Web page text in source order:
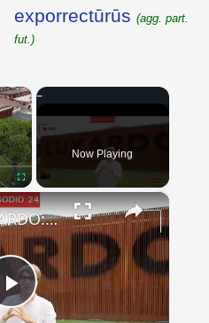
exporrectūrūs (agg. part.
fut.)
×
Fullscreen
Now Playing
×
Play
MUSEO LUXARDO: Un Viaggio nel Tempo e nel Gusto